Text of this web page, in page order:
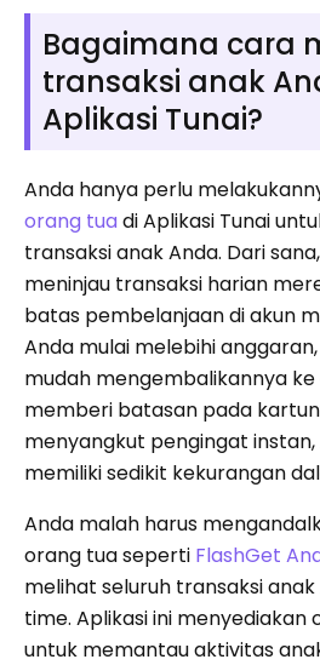
Bagaimana cara
transaksi anak
Aplikasi Tunai?
Anda hanya perlu
orang tua di Aplikasi Tunai
transaksi anak Anda. Dari
meninjau transaksi harian
batas pembelanjaan di akun
Anda mulai melebihi
mudah mengembalikannya
memberi batasan pada
menyangkut pengingat instan,
memiliki sedikit kekurangan
Anda malah harus
orang tua seperti FlashGet
melihat seluruh transaksi
time. Aplikasi ini
untuk memantau aktivitas